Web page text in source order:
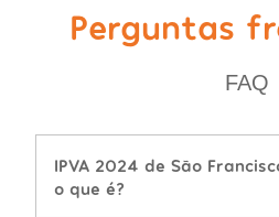
Perguntas
FAQ
IPVA 2024 de São
o que é?